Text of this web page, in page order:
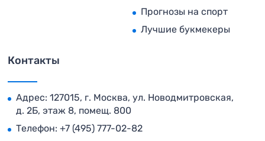
Прогнозы на спорт
Лучшие букмекеры
Контакты
Адрес: 127015, г. Москва, ул. Новодмитровская,
д. 2Б, этаж 8, помещ. 800
Телефон: +7 (495) 777-02-82